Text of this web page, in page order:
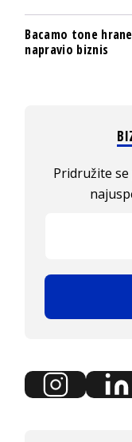
Bacamo tone
napravio biznis
Pridružite